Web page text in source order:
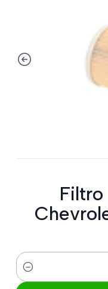
Filtro
Cantidad